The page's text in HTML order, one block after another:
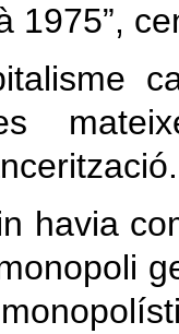
1975”,
havia